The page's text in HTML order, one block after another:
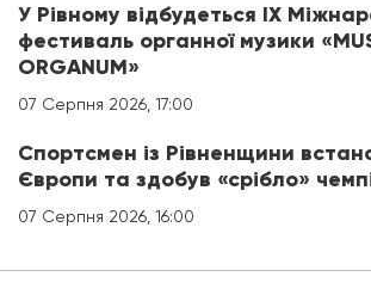
У Рівному відбудеться IX
фестиваль органної музики
ORGANUM»
07 Серпня 2026, 17:00
Спортсмен із Рівненщини
Європи та здобув «срібло»
07 Серпня 2026, 16:00